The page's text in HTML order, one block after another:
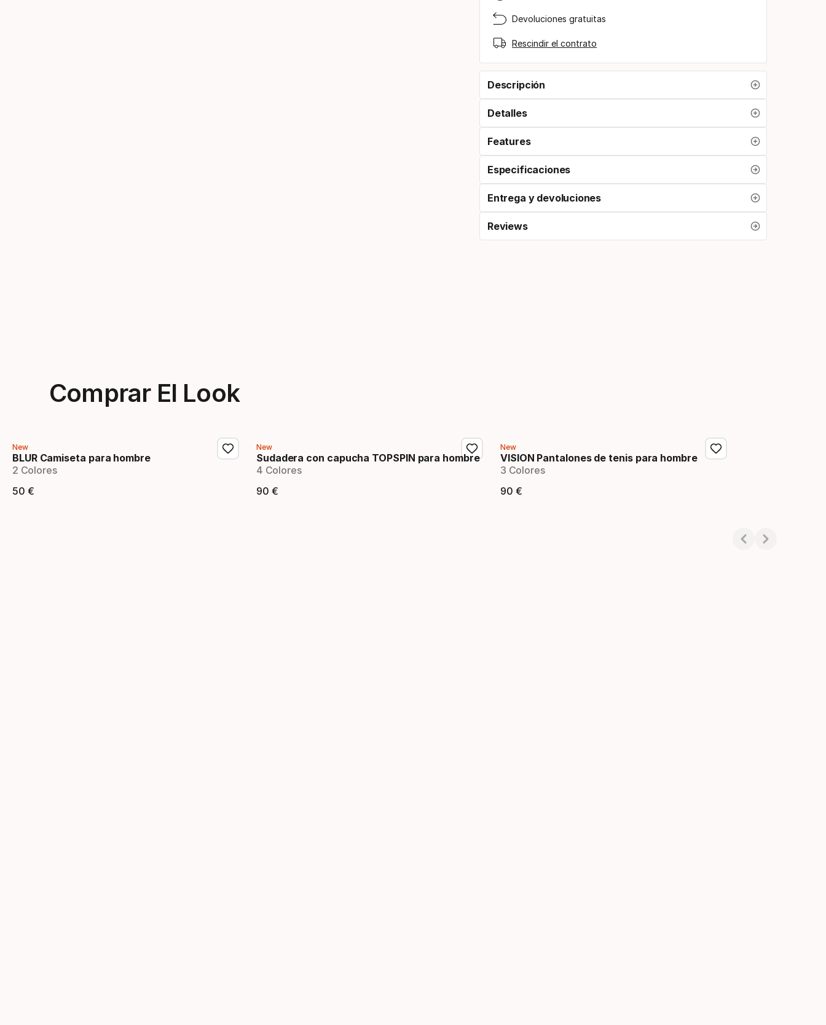
Devoluciones gratuitas
Rescindir el contrato
Descripción
Detalles
Features
Especificaciones
Entrega y devoluciones
Reviews
Comprar El Look
New
BLUR Camiseta para hombre
2 Colores
50 €
New
Sudadera con capucha TOPSPIN para hombre
4 Colores
90 €
New
VISION Pantalones de tenis para hombre
3 Colores
90 €